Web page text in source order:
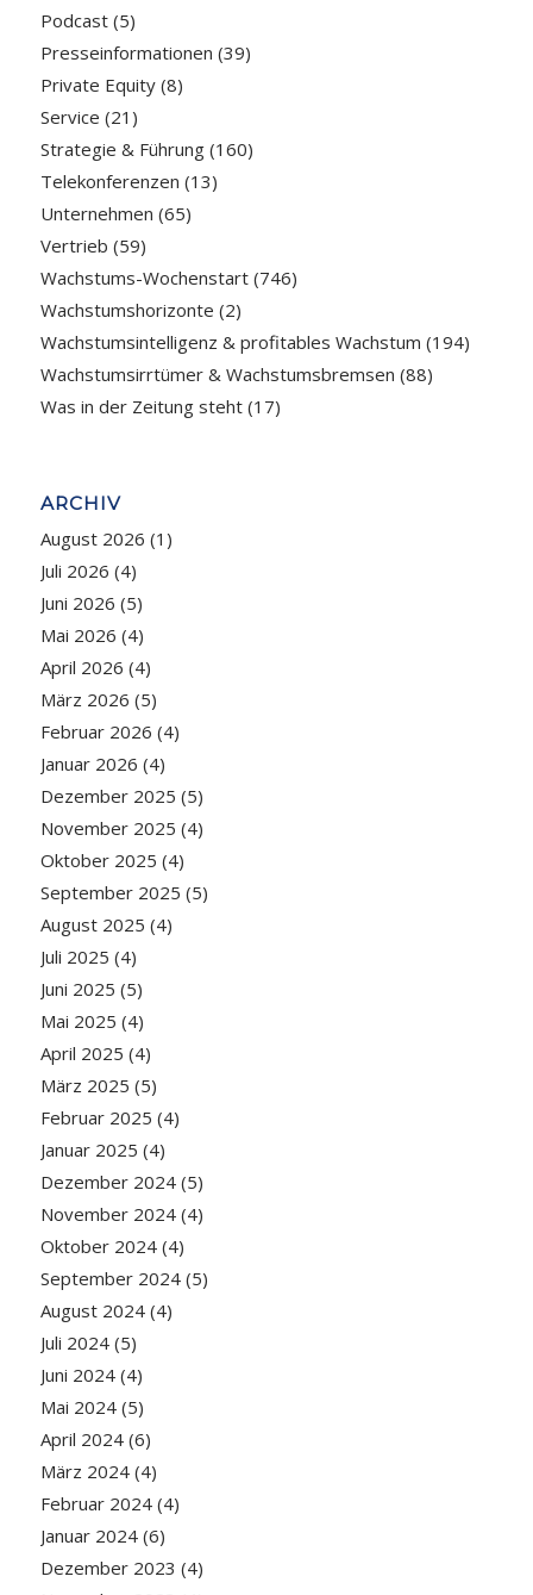
Podcast(5)
Presseinformationen (39)
Private Equity(8)
Service (21)
Strategie & Führung(160)
Telekonferenzen (13)
Unternehmen (65)
Vertrieb (59)
Wachstums-Wochenstart(746)
Wachstumshorizonte (2)
Wachstumsintelligenz & profitables Wachstum (194)
Wachstumsirrtümer & Wachstumsbremsen (88)
Was in der Zeitung steht(17)
ARCHIV
August 2026 (1)
Juli 2026 (4)
Juni 2026 (5)
Mai 2026 (4)
April 2026 (4)
März 2026 (5)
Februar 2026 (4)
Januar 2026 (4)
Dezember 2025 (5)
November 2025 (4)
Oktober 2025 (4)
September 2025 (5)
August 2025 (4)
Juli 2025 (4)
Juni 2025 (5)
Mai 2025 (4)
April 2025 (4)
März 2025 (5)
Februar 2025 (4)
Januar 2025 (4)
Dezember 2024(5)
November 2024(4)
Oktober 2024(4)
September 2024(5)
August 2024(4)
Juli 2024(5)
Juni 2024(4)
Mai 2024(5)
April 2024(6)
März 2024(4)
Februar 2024(4)
Januar 2024(6)
Dezember 2023 (4)